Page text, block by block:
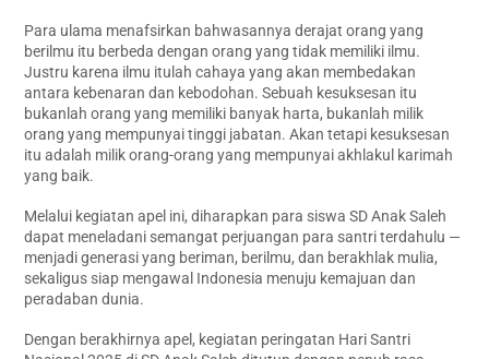
Para ulama menafsirkan bahwasannya derajat orang yang
berilmu itu berbeda dengan orang yang tidak memiliki ilmu.
Justru karena ilmu itulah cahaya yang akan membedakan
antara kebenaran dan kebodohan. Sebuah kesuksesan itu
bukanlah orang yang memiliki banyak harta, bukanlah milik
orang yang mempunyai tinggi jabatan. Akan tetapi kesuksesan
itu adalah milik orang-orang yang mempunyai akhlakul karimah
yang baik.
Melalui kegiatan apel ini, diharapkan para siswa SD Anak Saleh
dapat meneladani semangat perjuangan para santri terdahulu —
menjadi generasi yang beriman, berilmu, dan berakhlak mulia,
sekaligus siap mengawal Indonesia menuju kemajuan dan
peradaban dunia.
Dengan berakhirnya apel, kegiatan peringatan Hari Santri